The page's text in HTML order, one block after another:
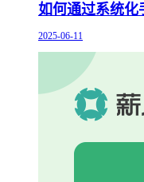
如何通过系统化
2025-06-11